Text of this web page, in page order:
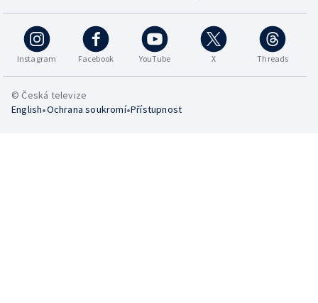
Instagram Facebook YouTube X Threads
© Česká televize
English•Ochrana soukromí•Přístupnost